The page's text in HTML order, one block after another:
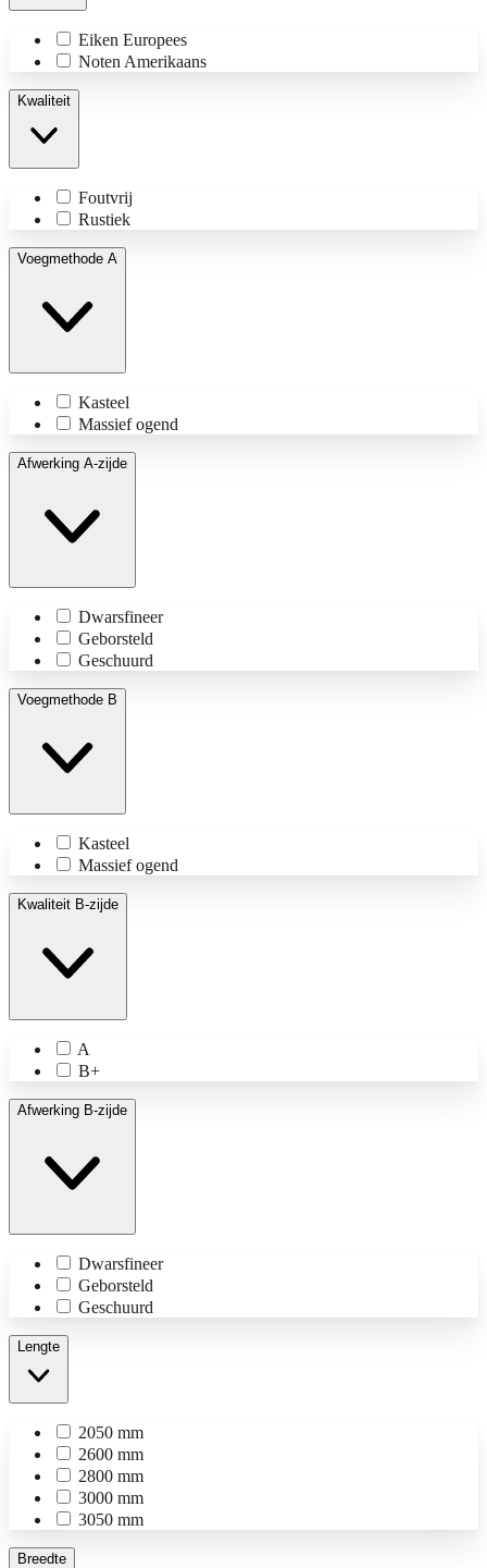
Eiken Europees
Noten Amerikaans
Kwaliteit
Foutvrij
Rustiek
Voegmethode A
Kasteel
Massief ogend
Afwerking A-zijde
Dwarsfineer
Geborsteld
Geschuurd
Voegmethode B
Kasteel
Massief ogend
Kwaliteit B-zijde
A
B+
Afwerking B-zijde
Dwarsfineer
Geborsteld
Geschuurd
Lengte
2050 mm
2600 mm
2800 mm
3000 mm
3050 mm
Breedte